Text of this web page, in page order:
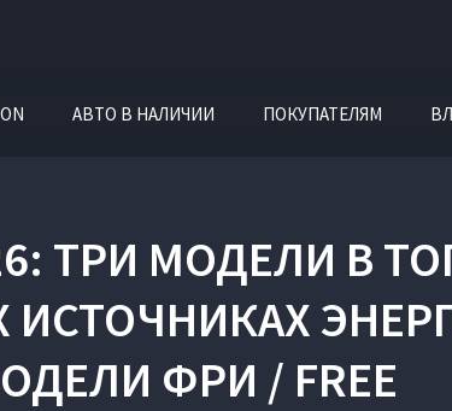
АВТО В НАЛИЧИИ ПОКУПАТЕЛЯМ
ТРИ МОДЕЛИ В
ФРИ / FREE